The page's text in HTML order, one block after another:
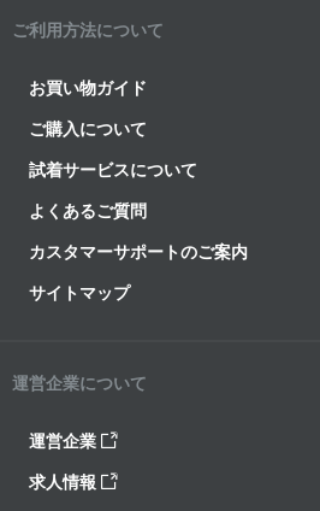
ご利用方法について
お買い物ガイド
ご購入について
試着サービスについて
よくあるご質問
カスタマーサポートのご案内
サイトマップ
運営企業について
運営企業
求人情報